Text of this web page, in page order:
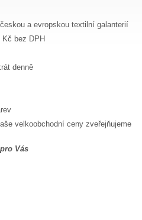
a evropskou textilní galanterií
bez DPH
denně
velkoobchodní ceny zveřejňujeme
Vás